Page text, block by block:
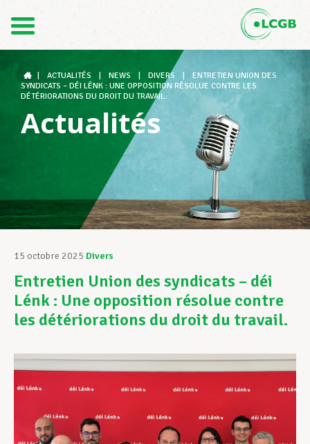
DE
Le LCGB
Structures syndicales
Assistance au Travail
Vos droits
ACTUALITÉS NEWS DIVERS
ENTRETIEN UNION DES
SYNDICATS – DÉI LÉNK : UNE OPPOSITION RÉSOLUE CONTRE LES
DÉTÉRIORATIONS DU DROIT DU TRAVAIL.
Actualités
15 octobre 2025 Divers
Entretien Union des syndicats – déi
Lénk : Une opposition résolue contre
les détériorations du droit du travail.